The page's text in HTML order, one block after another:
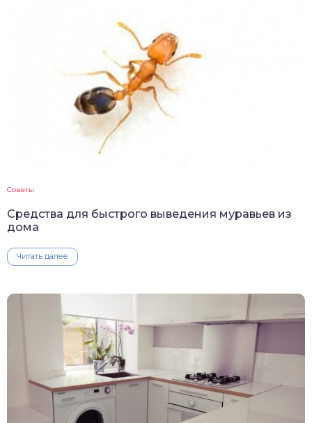
Советы
Средства для быстрого выведения муравьев из
дома
Читать далее